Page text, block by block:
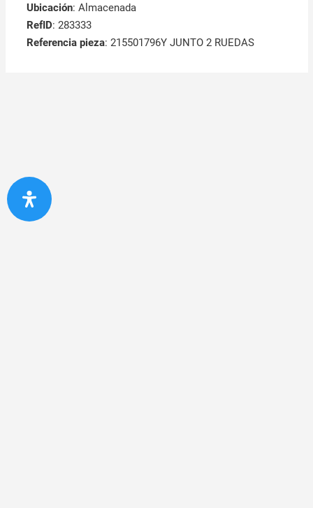
Ubicación: Almacenada
RefID: 283333
Referencia pieza: 215501796Y JUNTO 2 RUEDAS